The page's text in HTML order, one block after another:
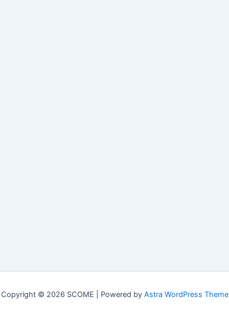
Copyright © 2026 SCOME | Powered by Astra WordPress Theme